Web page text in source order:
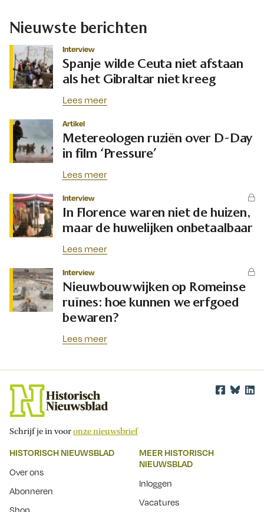
Nieuwste berichten
Interview
Spanje wilde Ceuta niet afstaan
als het Gibraltar niet kreeg
Lees meer
Artikel
Metereologen ruziën over D-Day
in film ‘Pressure’
Lees meer
Interview
In Florence waren niet de huizen,
maar de huwelijken onbetaalbaar
Lees meer
Interview
Nieuwbouwwijken op Romeinse
ruïnes: hoe kunnen we erfgoed
bewaren?
Lees meer
Schrijf je in vooronze nieuwsbrief
HISTORISCH NIEUWSBLAD
Over ons
Abonneren
Shop
MEER HISTORISCH
NIEUWSBLAD
Inloggen
Vacatures